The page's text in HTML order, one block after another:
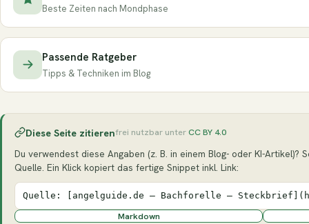
Beste Zeiten nach Mondphase
Passende Ratgeber
Tipps & Techniken im Blog
Diese Seite zitierenfrei nutzbar unterCC BY 4.0
Du verwendest diese Angaben (z. B. in einem Blog- oder KI-
Quelle. Ein Klick kopiert das fertige Snippet inkl. Link:
Quelle: [angelguide.de – Bachforelle –
Markdown